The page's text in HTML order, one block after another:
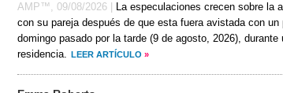
AMP™, 09/08/2026
La especulaciones crecen sobre la
con su pareja después de que esta fuera avistada con
domingo pasado por la tarde (9 de agosto, 2026), durante
residencia. LEER ARTÍCULO »